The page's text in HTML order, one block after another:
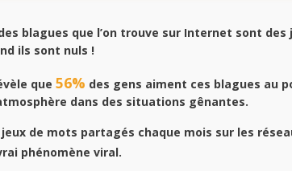
blagues que l’on trouve sur Internet sont des
ils sont nuls !
que 56% des gens aiment ces blagues au
dans des situations gênantes.
de mots partagés chaque mois sur les
phénomène viral.